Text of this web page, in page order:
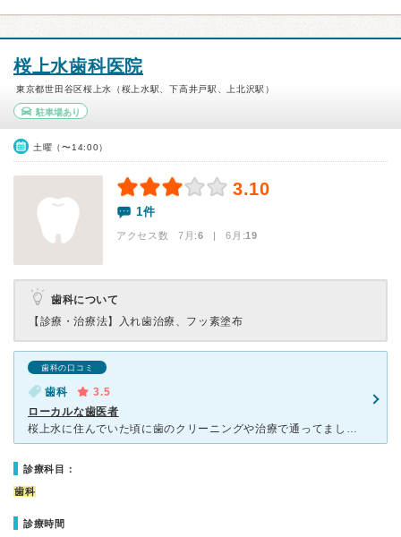
桜上水歯科医院
東京都世田谷区桜上水（桜上水駅、下高井戸駅、上北沢駅）
駐車場あり
土曜（〜14:00）
3.10
1件
アクセス数 7月:6 | 6月:19
歯科について
【診療・治療法】
入れ歯治療、フッ素塗布
歯科の口コミ
歯科
3.5
ローカルな歯医者
桜上水に住んでいた頃に歯のクリーニングや治療で通ってました。 駅からや自宅からも近く通いやすいローカルな歯医者です。 土曜日に行くことが多かったですが、待ち時間もあまりなくスムーズに治療をして
診療科目：
歯科
診療時間